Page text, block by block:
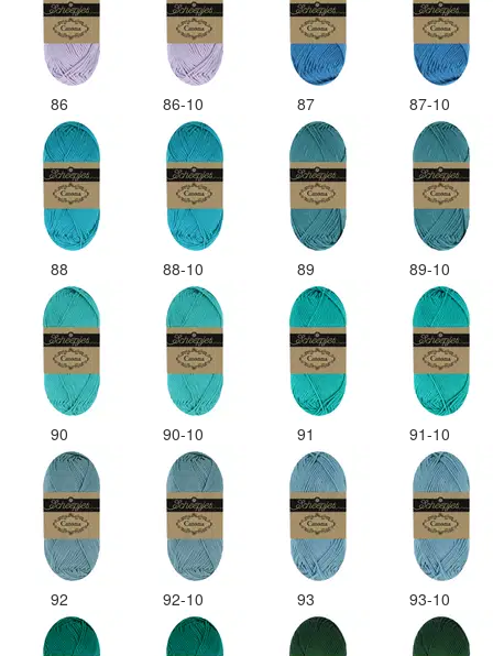
86 86-10 87 87-10
88 88-10 89 89-10
90 90-10 91 91-10
92 92-10 93 93-10